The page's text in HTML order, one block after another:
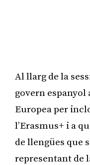
Al llarg de la
govern espanyol
Europea per
l’Erasmus+ i a
de llengües que
representant de